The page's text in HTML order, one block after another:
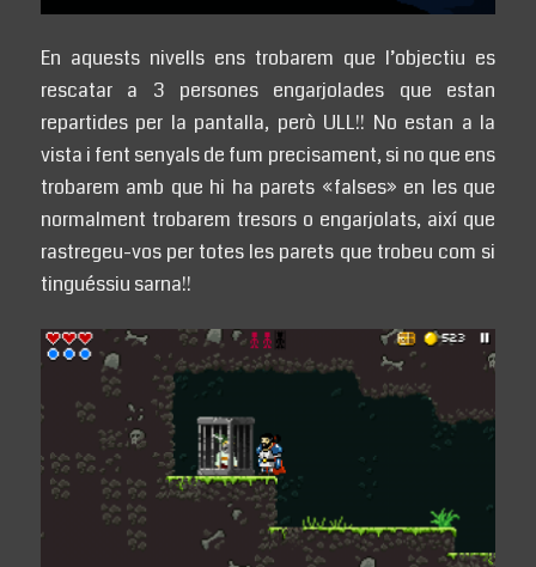
En aquests nivells ens trobarem que l’objectiu es
rescatar a 3 persones engarjolades que estan
repartides per la pantalla, però ULL!! No estan a la
vista i fent senyals de fum precisament, si no que ens
trobarem amb que hi ha parets «falses» en les que
normalment trobarem tresors o engarjolats, així que
rastregeu-vos per totes les parets que trobeu com si
tinguéssiu sarna!!